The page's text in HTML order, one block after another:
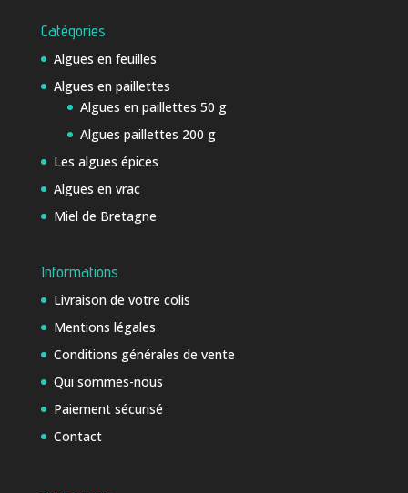
Catégories
Algues en feuilles
Algues en paillettes
Algues en paillettes 50 g
Algues paillettes 200 g
Les algues épices
Algues en vrac
Miel de Bretagne
Informations
Livraison de votre colis
Mentions légales
Conditions générales de vente
Qui sommes-nous
Paiement sécurisé
Contact